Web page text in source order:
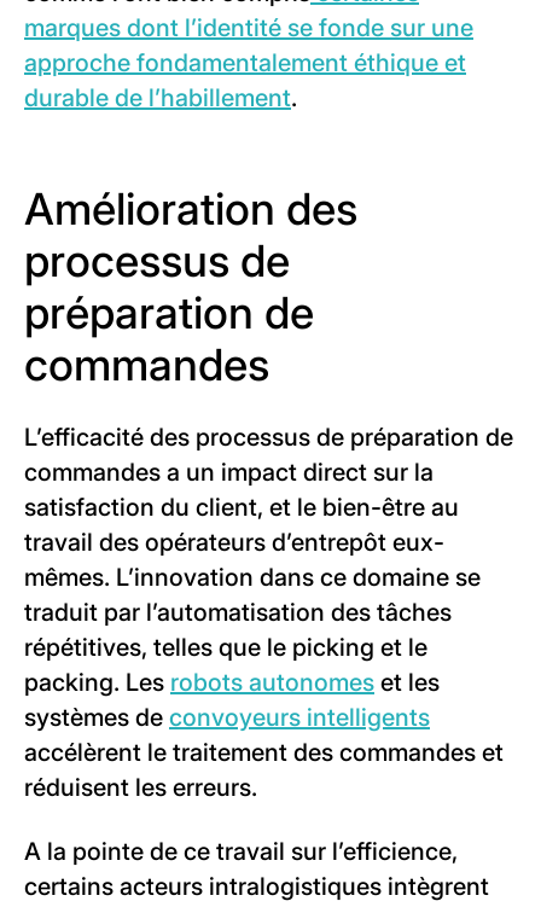
marques dont l’identité se fonde sur une
approche fondamentalement éthique et
durable de l’habillement.
Amélioration des
processus de
préparation de
commandes
L’efficacité des processus de préparation de
commandes a un impact direct sur la
satisfaction du client, et le bien-être au
travail des opérateurs d’entrepôt eux-
mêmes. L’innovation dans ce domaine se
traduit par l’automatisation des tâches
répétitives, telles que le picking et le
packing. Les robots autonomes et les
systèmes de convoyeurs intelligents
accélèrent le traitement des commandes et
réduisent les erreurs.
A la pointe de ce travail sur l’efficience,
certains acteurs intralogistiques intègrent